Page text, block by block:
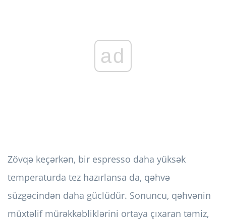
ad
Zövqə keçərkən, bir espresso daha yüksək
temperaturda tez hazırlansa da, qəhvə
süzgəcindən daha güclüdür. Sonuncu, qəhvənin
müxtəlif mürəkkəbliklərini ortaya çıxaran təmiz,